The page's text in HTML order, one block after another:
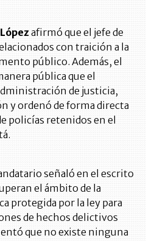
afirmó que el jefe de
con traición a la
público. Además, el
pública que el
de justicia,
y ordenó de forma directa
policías retenidos en el
señaló en el escrito
el ámbito de la
protegida por la ley para
de hechos delictivos
que no existe ninguna